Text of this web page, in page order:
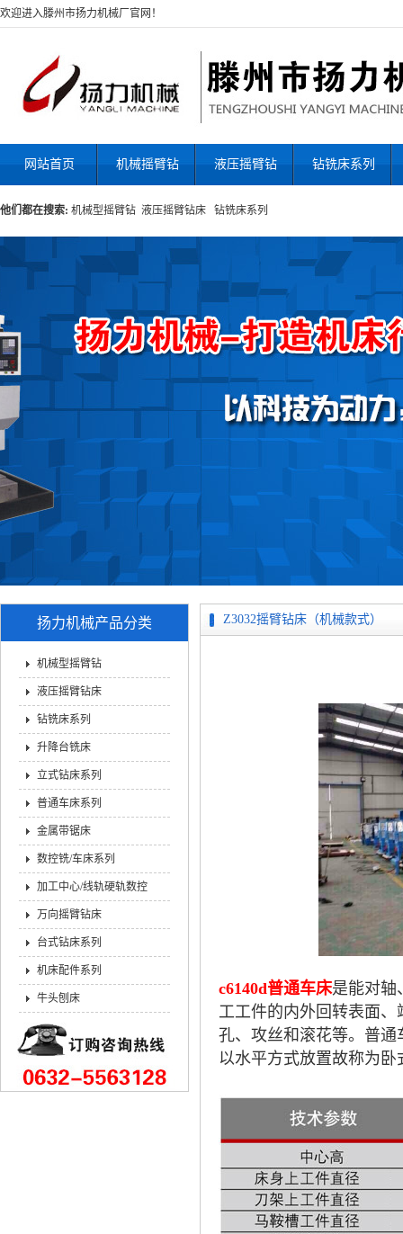
欢迎进入滕州市扬力机械厂官网！
网站首页 机械摇臂钻 液压摇臂钻 钻铣床系列
他们都在搜索: 机械型摇臂钻 液压摇臂钻床 钻铣床系列
扬力机械产品分类
机械型摇臂钻
液压摇臂钻床
钻铣床系列
升降台铣床
立式钻床系列
普通车床系列
金属带锯床
数控铣/车床系列
加工中心/线轨硬轨数控
万向摇臂钻床
台式钻床系列
机床配件系列
牛头刨床
Z3032摇臂钻床（机械款式）
c6140d普通车床是能对轴
工工件的内外回转表面
孔、攻丝和滚花等。普
以水平方式放置故称为卧